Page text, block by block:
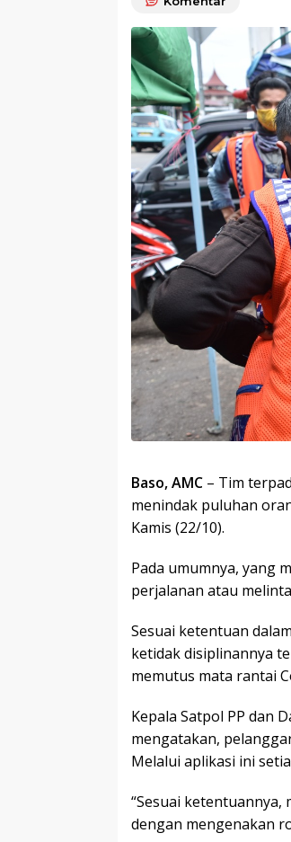
Baso, AMC – Tim
menindak puluhan
Kamis (22/10).
Pada umumnya, yang
perjalanan atau
Sesuai ketentuan
ketidak disiplinannya
memutus mata rantai
Kepala Satpol PP dan
mengatakan,
Melalui aplikasi ini
“Sesuai
dengan mengenakan